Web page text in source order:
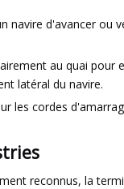
navire d'avancer ou
au quai
latéral du navire.
les cordes
reconnus, la